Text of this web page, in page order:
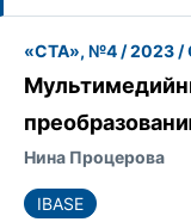
«СТА», №4 / 2023 /
Нина Процерова
IBASE